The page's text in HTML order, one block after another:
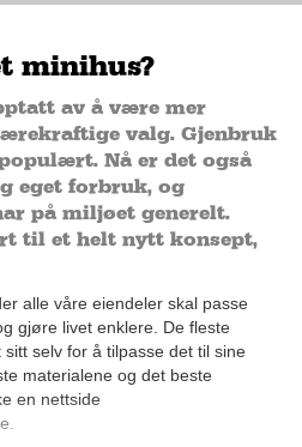
minihus?
av å være mer
valg. Gjenbruk
Nå er det også
eget forbruk, og
på miljøet generelt.
til et helt nytt konsept,
alle våre eiendeler skal passe
gjøre livet enklere. De fleste
selv for å tilpasse det til sine
materialene og det beste
en nettside